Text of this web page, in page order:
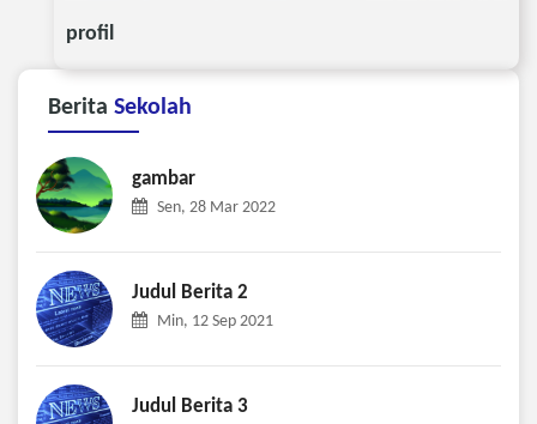
profil
Berita Sekolah
gambar
Sen, 28 Mar 2022
Judul Berita 2
Min, 12 Sep 2021
Judul Berita 3